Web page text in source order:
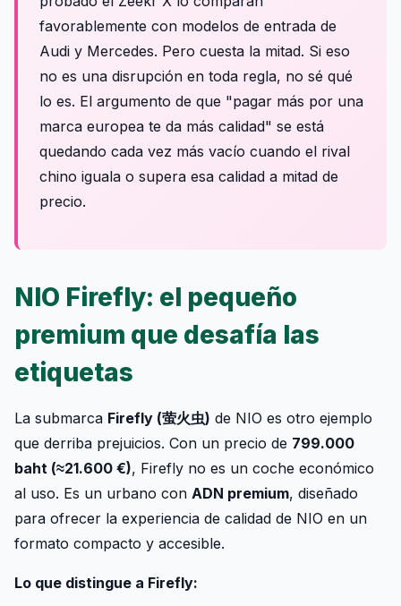
favorablemente con modelos de entrada de
Audi y Mercedes. Pero cuesta la mitad. Si eso
no es una disrupción en toda regla, no sé qué
lo es. El argumento de que "pagar más por una
marca europea te da más calidad" se está
quedando cada vez más vacío cuando el rival
chino iguala o supera esa calidad a mitad de
precio.
NIO Firefly: el pequeño
premium que desafía las
etiquetas
La submarca Firefly (萤火虫) de NIO es otro ejemplo
que derriba prejuicios. Con un precio de 799.000
baht (≈21.600 €), Firefly no es un coche económico
al uso. Es un urbano con ADN premium, diseñado
para ofrecer la experiencia de calidad de NIO en un
formato compacto y accesible.
Lo que distingue a Firefly: